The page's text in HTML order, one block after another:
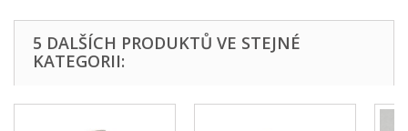
5 DALŠÍCH PRODUKTŮ VE STEJNÉ
KATEGORII: